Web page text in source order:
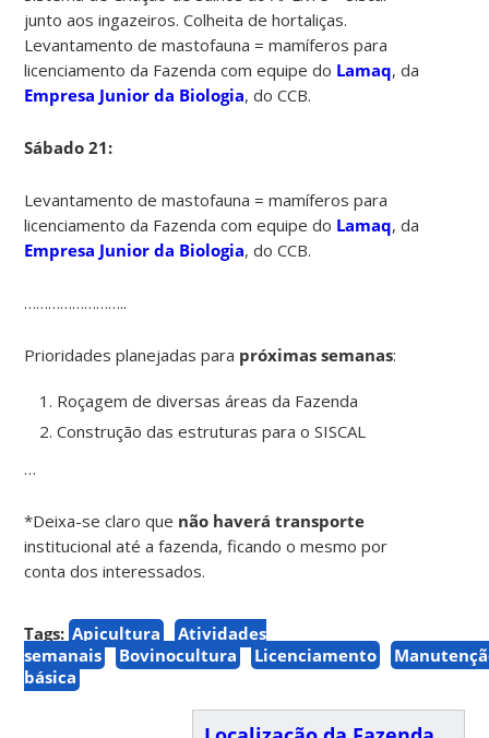
junto aos ingazeiros. Colheita de hortaliças.
Levantamento de mastofauna = mamíferos para
licenciamento da Fazenda com equipe do Lamaq, da
Empresa Junior da Biologia, do CCB.
Sábado 21:
Levantamento de mastofauna = mamíferos para
licenciamento da Fazenda com equipe do Lamaq, da
Empresa Junior da Biologia, do CCB.
……………………..
Prioridades planejadas para próximas semanas:
Roçagem de diversas áreas da Fazenda
Construção das estruturas para o SISCAL
…
*Deixa-se claro que não haverá transporte
institucional até a fazenda, ficando o mesmo por
conta dos interessados.
Tags: Apicultura
Atividades
semanais
Bovinocultura Licenciamento
básica